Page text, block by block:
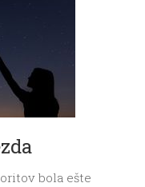
bola ešte